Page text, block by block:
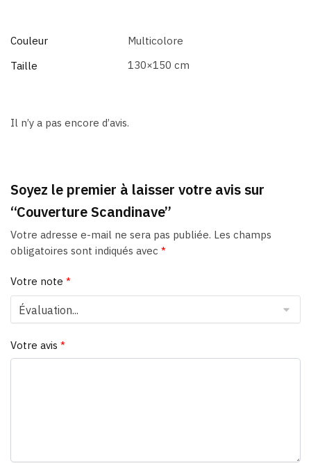
Couleur
Multicolore
Taille
130×150 cm
Il n’y a pas encore d’avis.
Soyez le premier à laisser votre avis sur
“Couverture Scandinave”
Votre adresse e-mail ne sera pas publiée. Les champs
obligatoires sont indiqués avec *
Votre note *
Votre avis *